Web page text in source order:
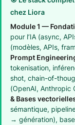
chez Liora
Module 1 —
pour l’IA (async,
(modèles, APIs,
Prompt
tokenisation,
shot, chain-of-
(OpenAI, Anthropic
& Bases
sémantique,
→ génération),